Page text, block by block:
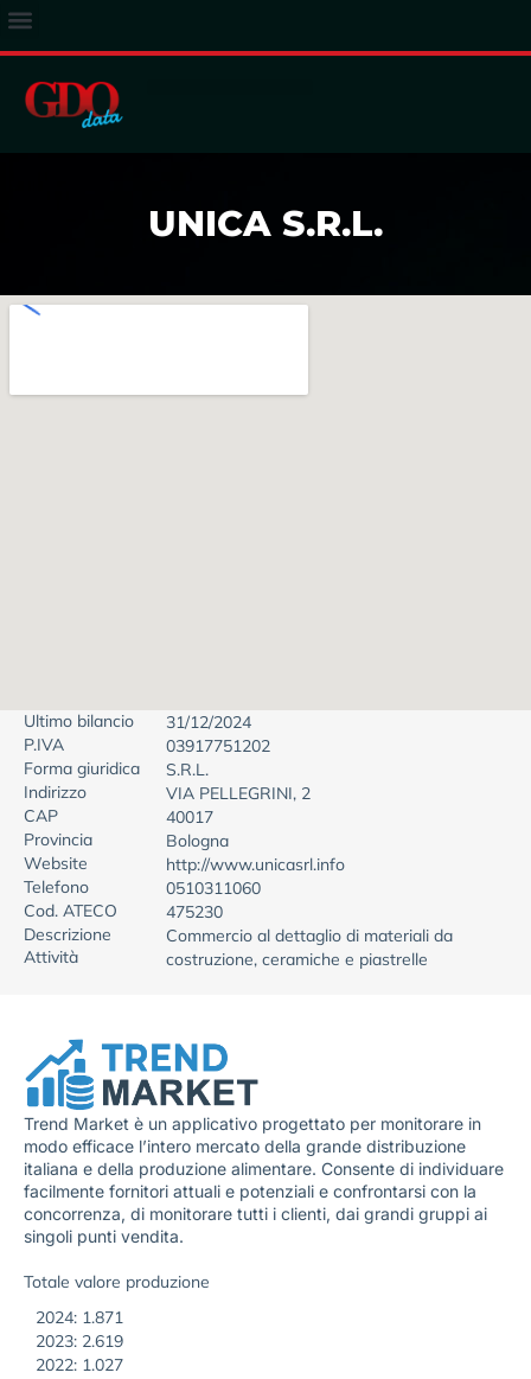
UNICA S.R.L.
Ultimo bilancio
31/12/2024
P.IVA
03917751202
Forma giuridica
S.R.L.
Indirizzo
VIA PELLEGRINI, 2
CAP
40017
Provincia
Bologna
Website
http://www.unicasrl.info
Telefono
0510311060
Cod. ATECO
475230
Descrizione
Attività
Commercio al dettaglio di materiali da
costruzione, ceramiche e piastrelle
Trend Market è un applicativo progettato per monitorare in
modo efficace l’intero mercato della grande distribuzione
italiana e della produzione alimentare. Consente di individuare
facilmente fornitori attuali e potenziali e confrontarsi con la
concorrenza, di monitorare tutti i clienti, dai grandi gruppi ai
singoli punti vendita.
Totale valore produzione
2024: 1.871
2023: 2.619
2022: 1.027